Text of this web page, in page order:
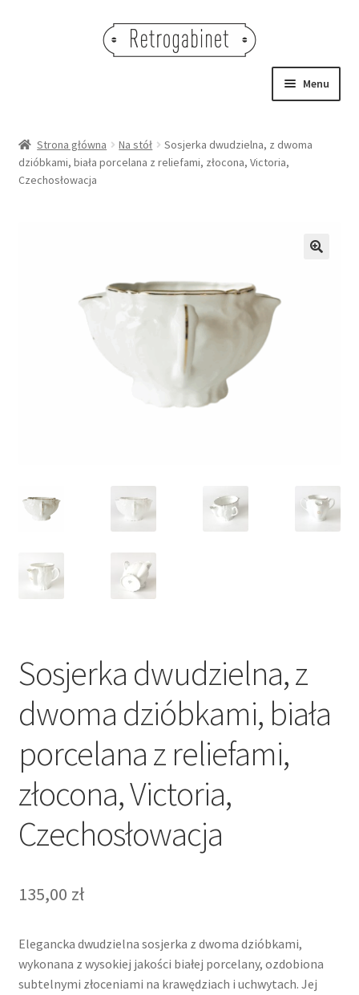
Menu
OBRAZY
OŚWIETLENIE
Strona główna Na stół
Sosjerka dwudzielna, z dwoma
dzióbkami, biała porcelana z reliefami, złocona, Victoria,
Czechosłowacja
Sosjerka dwudzielna, z
dwoma dzióbkami, biała
porcelana z reliefami,
złocona, Victoria,
Czechosłowacja
135,00 zł
Elegancka dwudzielna sosjerka z dwoma dzióbkami,
wykonana z wysokiej jakości białej porcelany, ozdobiona
subtelnymi złoceniami na krawędziach i uchwytach. Jej